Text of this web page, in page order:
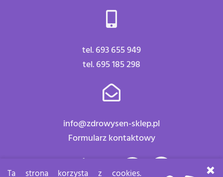
tel. 693 655 949
tel. 695 185 298
info@zdrowysen-sklep.pl
Formularz kontaktowy
Znajdź nas:
Ta strona korzysta z cookies.